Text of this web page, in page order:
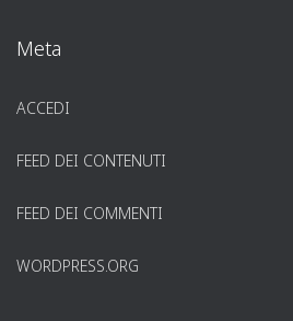
Meta
ACCEDI
FEED DEI CONTENUTI
FEED DEI COMMENTI
WORDPRESS.ORG